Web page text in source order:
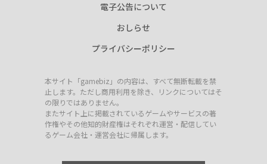
電子公告について
おしらせ
プライバシーポリシー
本サイト「gamebiz」の内容は、すべて無断転載を禁
止します。ただし商用利用を除き、リンクについてはそ
の限りではありません。
またサイト上に掲載されているゲームやサービスの著
作権やその他知的財産権はそれぞれ運営・配信してい
るゲーム会社・運営会社に帰属します。